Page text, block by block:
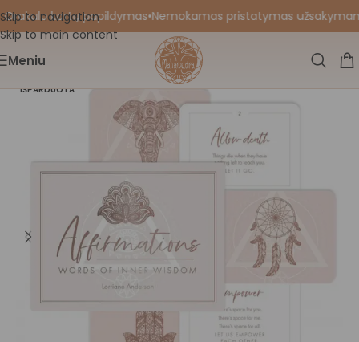
Skip to navigation
Skip to main content
kortų papildymas•Nemokamas pristatymas
Meniu
IŠPARDUOTA